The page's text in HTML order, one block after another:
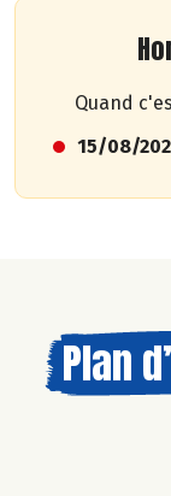
Quand
15/08/
Plan